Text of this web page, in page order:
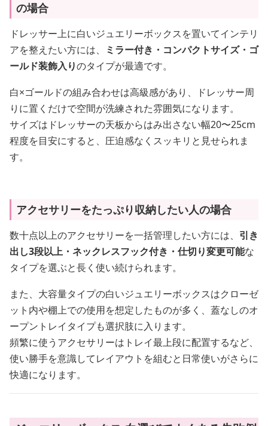
の場合
ドレッサー上に白いジュエリーボックスを置いてインテリ
アを整えたい方には、
ミラー付き・コンパクトサイズ・ゴ
ールド装飾入りのタイプが最適です。
白×ゴールドの組み合わせは高級感があり、ドレッサー周
りに置くだけで空間が洗練された雰囲気になります。
サイズはドレッサーの天板からはみ出さない幅20〜25cm
程度を目安にすると、圧迫感なくスッキリと見せられま
す。
アクセサリーをたっぷり収納したい人の場合
数十点以上のアクセサリーを一括管理したい方には、 引き
出し3段以上・ネックレスフック付き・仕切り変更可能な
タイプを選ぶと長く使い続けられます。
また、大容量タイプの白いジュエリーボックスはクローゼ
ット内や棚上での使用を想定したものが多く、蓋なしのオ
ープントレイタイプも選択肢に入ります。
頻繁に使うアクセサリーはトレイ最上段に配置するなど、
使い勝手を意識してレイアウトを組むと日常使いがさらに
快適になります。